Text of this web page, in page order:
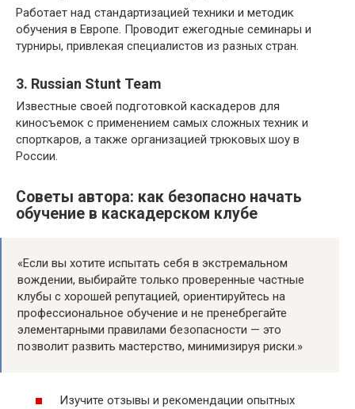
Работает над стандартизацией техники и методик
обучения в Европе. Проводит ежегодные семинары и
турниры, привлекая специалистов из разных стран.
3. Russian Stunt Team
Известные своей подготовкой каскадеров для
киносъемок с применением самых сложных техник и
спорткаров, а также организацией трюковых шоу в
России.
Советы автора: как безопасно начать
обучение в каскадерском клубе
«Если вы хотите испытать себя в экстремальном
вождении, выбирайте только проверенные частные
клубы с хорошей репутацией, ориентируйтесь на
профессиональное обучение и не пренебрегайте
элементарными правилами безопасности — это
позволит развить мастерство, минимизируя риски.»
Изучите отзывы и рекомендации опытных